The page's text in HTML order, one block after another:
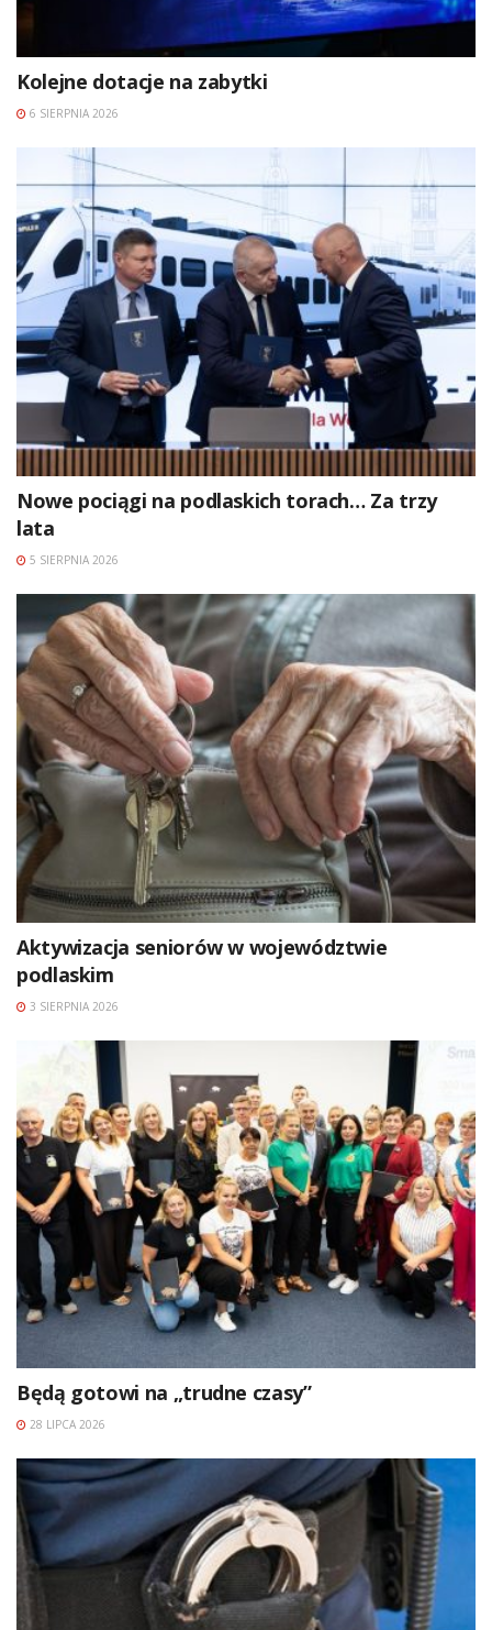
Kolejne dotacje na zabytki
6 SIERPNIA 2026
Nowe pociągi na podlaskich torach… Za trzy
lata
5 SIERPNIA 2026
Aktywizacja seniorów w województwie
podlaskim
3 SIERPNIA 2026
Będą gotowi na „trudne czasy”
28 LIPCA 2026